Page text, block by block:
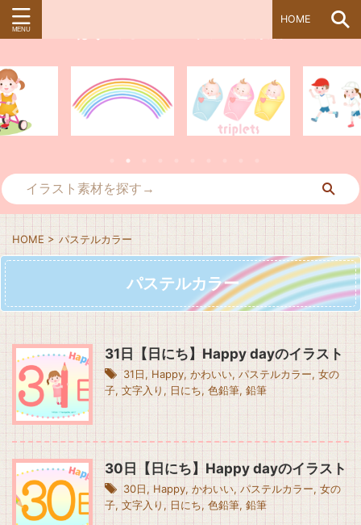
HOME
HOME > パステルカラー
パステルカラー
31日【日にち】Happy dayのイラスト
31日, Happy,かわいい, パステルカラー, 女の
子,文字入り , 日にち, 色鉛筆, 鉛筆
30日【日にち】Happy dayのイラスト
30日, Happy, かわいい, パステルカラー, 女の
子, 文字入り , 日にち, 色鉛筆, 鉛筆